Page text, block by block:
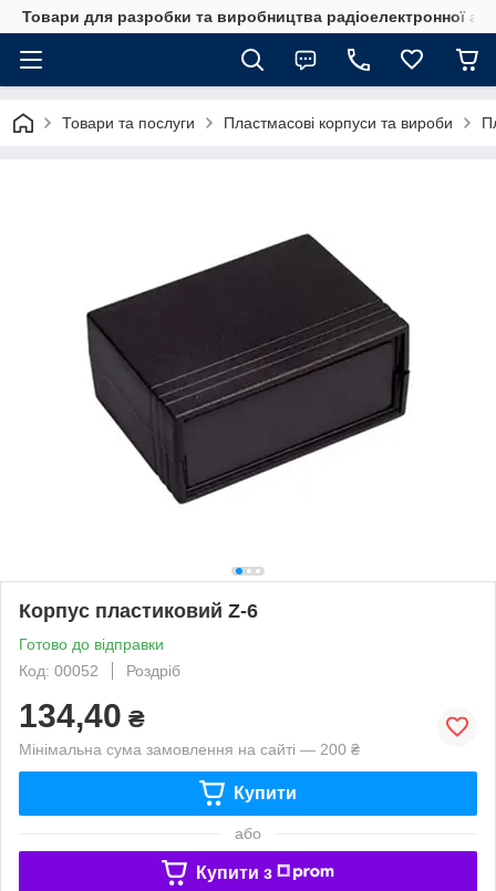
Товари для разробки та виробництва радіоелектронної
Товари та послуги Пластмасові корпуси та вироби
Корпус пластиковий Z-6
Готово до відправки
Код: 00052
Роздріб
134,40 ₴
Мінімальна сума замовлення на сайті — 200 ₴
Купити
або
Купити з